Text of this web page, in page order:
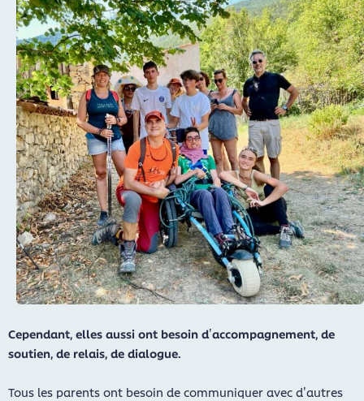
Cependant, elles aussi ont besoin d’accompagnement, de
soutien, de relais, de dialogue.
Tous les parents ont besoin de communiquer avec d’autres